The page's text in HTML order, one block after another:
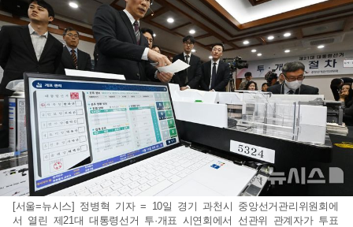
[서울=뉴시스] 정병혁 기자 = 10일 경기 과천시 중앙선거관리위원회에
서 열린 제21대 대통령선거 투·개표 시연회에서 선관위 관계자가 투표